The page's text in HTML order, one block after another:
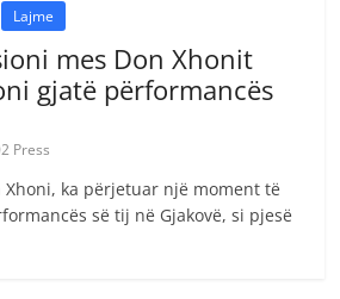
Lajme
mes Don Xhonit
gjatë përformancës
Press
ka përjetuar një moment të
së tij në Gjakovë, si pjesë